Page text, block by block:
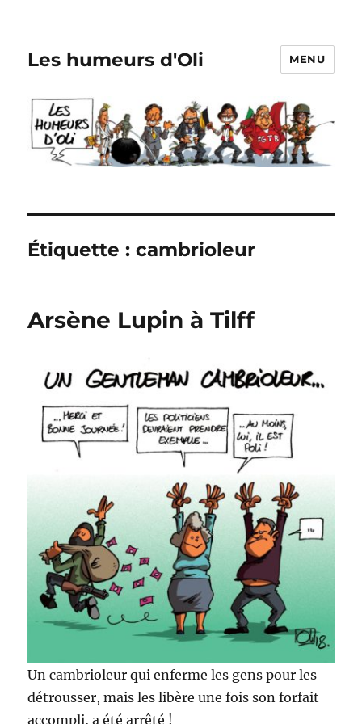
Les humeurs d'Oli MENU
Étiquette :cambrioleur
Arsène Lupin à Tilff
Un cambrioleur qui enferme les gens pour les
détrousser, mais les libère une fois son forfait
accompli, a été arrêté !